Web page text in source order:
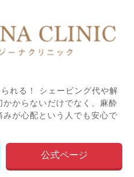
れる！ シェービング代や解
からないだけでなく、麻酔
が心配という人でも安心で
公式ページ